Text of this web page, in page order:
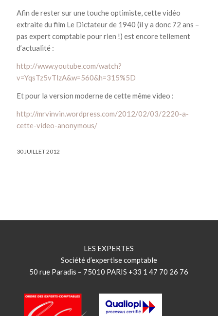
Afin de rester sur une touche optimiste, cette vidéo
extraite du film Le Dictateur de 1940 (il y a donc 72 ans –
pas expert comptable pour rien !) est encore tellement
d’actualité :
http://www.youtube.com/watch?
v=YqsTz5vTlzA&w=560&h=315%5D
Et pour la version moderne de cette même video :
http://mrvinvin.wordpress.com/2012/02/03/2220-a-
cette-video-anonymous/
30 JUILLET 2012
LES EXPERTES
Société d’expertise comptable
50 rue Paradis – 75010 PARIS +33 1 47 70 26 76